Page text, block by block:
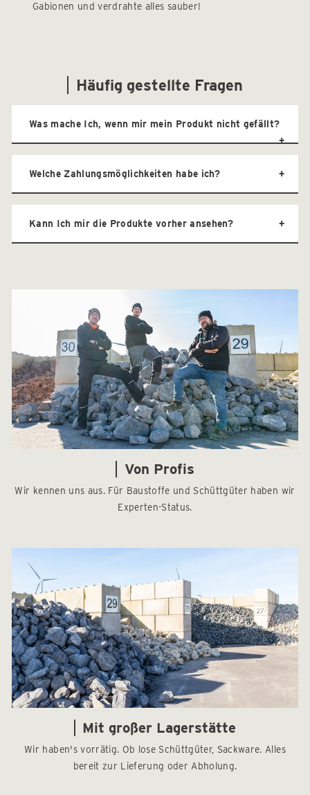
Gabionen und verdrahte alles sauber!
Häufig gestellte Fragen
Was mache Ich, wenn mir mein Produkt nicht gefällt?
Welche Zahlungsmöglichkeiten habe ich?
Kann Ich mir die Produkte vorher ansehen?
Von Profis
Wir kennen uns aus. Für Baustoffe und Schüttgüter haben wir
Experten-Status.
Mit großer Lagerstätte
Wir haben's vorrätig. Ob lose Schüttgüter, Sackware. Alles
bereit zur Lieferung oder Abholung.